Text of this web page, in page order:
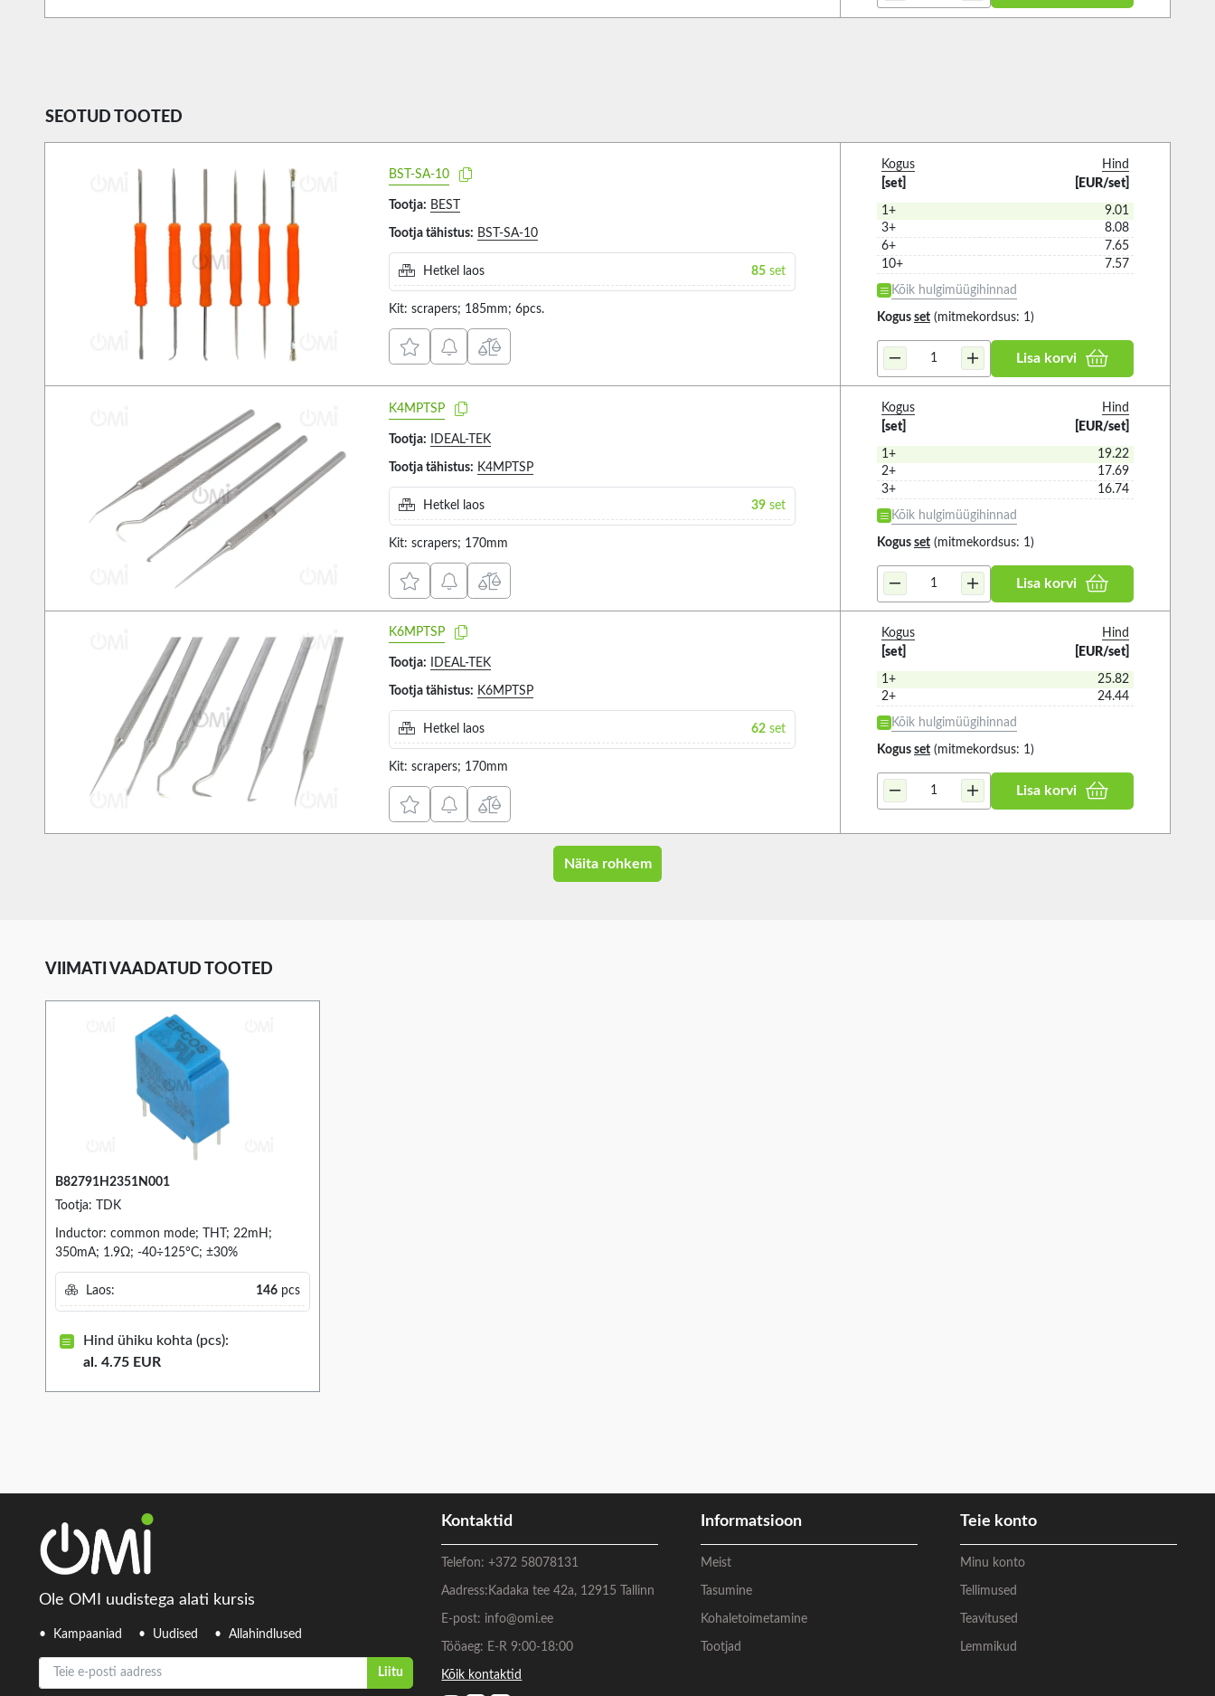
SEOTUD TOOTED
BST-SA-10
Tootja: BEST
Tootja tähistus: BST-SA-10
Hetkel laos 85 set
Kit: scrapers; 185mm; 6pcs.
Kogus
[set]
Hind
[EUR/set]
1+
9.01
3+
8.08
6+
7.65
10+
7.57
Kõik hulgimüügihinnad
Kogus set (mitmekordsus: 1)
Lisa korvi
K4MPTSP
Tootja: IDEAL-TEK
Tootja tähistus: K4MPTSP
Hetkel laos 39 set
Kit: scrapers; 170mm
Kogus
[set]
Hind
[EUR/set]
1+
19.22
2+
17.69
3+
16.74
Kõik hulgimüügihinnad
Kogus set (mitmekordsus: 1)
Lisa korvi
K6MPTSP
Tootja: IDEAL-TEK
Tootja tähistus: K6MPTSP
Hetkel laos 62 set
Kit: scrapers; 170mm
Kogus
[set]
Hind
[EUR/set]
1+
25.82
2+
24.44
Kõik hulgimüügihinnad
Kogus set (mitmekordsus: 1)
Lisa korvi
Näita rohkem
VIIMATI VAADATUD TOOTED
B82791H2351N001
Tootja: TDK
Inductor: common mode; THT; 22mH;
350mA; 1.9Ω; -40÷125°C; ±30%
Laos: 146pcs
Hind ühiku kohta (pcs):
al. 4.75 EUR
Ole OMI uudistega alati kursis
Kampaaniad Uudised Allahindlused
Teie e-posti aadress
Liitu
Kontaktid
Telefon:+372 58078131
Aadress: Kadaka tee 42a, 12915 Tallinn
E-post: info@omi.ee
Tööaeg: E-R 9:00-18:00
Kõik kontaktid
Informatsioon
Meist
Tasumine
Kohaletoimetamine
Tootjad
Teie konto
Minu konto
Tellimused
Teavitused
Lemmikud